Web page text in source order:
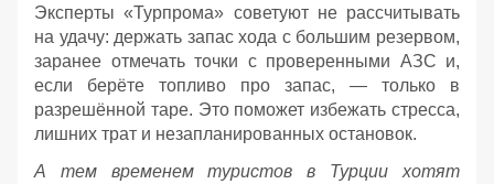
Эксперты «Турпрома» советуют не рассчитывать
на удачу: держать запас хода с большим резервом,
заранее отмечать точки с проверенными АЗС и,
если берёте топливо про запас, — только в
разрешённой таре. Это поможет избежать стресса,
лишних трат и незапланированных остановок.
А тем временем туристов в Турции хотят